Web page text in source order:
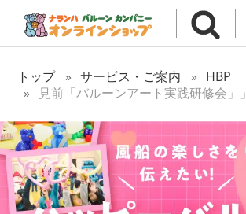
トップ サービス・ご案内
HBP
見前「バルーンアート実践研修会」」